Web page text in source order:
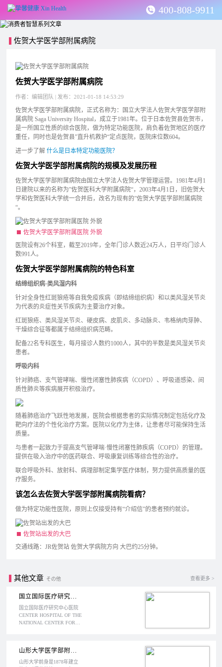
400-808-9911
佐贺大学医学部附属病院
佐贺大学医学部附属病院
作者：编辑团队 | 发布：2021-01-18 14:53:29
佐贺大学医学部附属病院，正式名称为：国立大学法人佐贺大学医学部附
属病院 Saga University Hospital，成立于1981年。位于日本佐贺县佐贺市，
是一所国立性质的综合医院，做为特定功能医院，肩负着佐贺地区的医疗
重任，同时也是佐贺县”直升机救护“定点医院，医院床位数604。
进一步了解 什么是日本特定功能医院？
佐贺大学医学部附属病院的规模及发展历程
佐贺大学医学部附属病院由国立大学法人佐贺大学管理运营。1981年4月1
日建院以来的名称为”佐贺医科大学附属病院“，2003年4月1日，旧佐贺大
学和佐贺医科大学统一合并后，改名为现有的”佐贺大学医学部附属病院
“。
佐贺大学医学部附属医院 外貌
医院设有26个科室，截至2019年，全年门诊人数近24万人，日平均门诊人
数991人。
佐贺大学医学部附属病院的特色科室
结缔组织病·类风湿内科
针对全身性红斑狼疮等自我免疫疾病（即结缔组织病）和以类风湿关节炎
为代表的炎症性关节疾病为主要治疗对象。
红斑狼疮、类风湿关节炎、硬皮病、皮肌炎、多动脉炎、韦格纳肉芽肿、
干燥综合征等都属于结缔组织病范畴。
配备22名专科医生，每月接诊人数约1000人，其中的半数是类风湿关节炎
患者。
呼吸内科
针对肺癌、支气管哮喘、慢性闭塞性肺疾病（COPD）、呼吸道感染、间
质性肺炎等疾病展开积极治疗。
随着肺癌治疗飞跃性地发展，医院会根据患者的实际情况制定包括化疗及
靶向疗法的个性化治疗方案。医院以化疗为主体，让患者尽可能保持生活
质量。
与患者一起致力于提高支气管哮喘·慢性闭塞性肺疾病（COPD）的管理。
提供在吸入治疗中的医药联合、呼吸康复训练等综合性的治疗。
联合呼吸外科、放射科、病理部制定集学医疗体制，努力提供高质量的医
疗服务。
该怎么去佐贺大学医学部附属病院看病？
做为特定功能性医院，原则上仅接受持有“介绍信”的患者预约就诊。
佐贺站出发的大巴
交通线路：JR佐贺站 佐贺大学病院方向 大巴约25分钟。
其他文章 その他 查看更多 >
国立国际医疗研究中心医院
国立国际医疗研究中心医院
CENTER HOSPITAL OF THE
NATIONAL CENTER FOR
本开设的第四个国际性机
构，擅长感染症、骨科以及
山形大学前身是1878年建立